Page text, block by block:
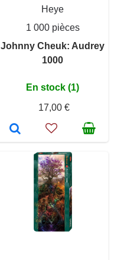
Heye
1 000 pièces
Johnny Cheuk: Audrey
1000
En stock (1)
17,00 €